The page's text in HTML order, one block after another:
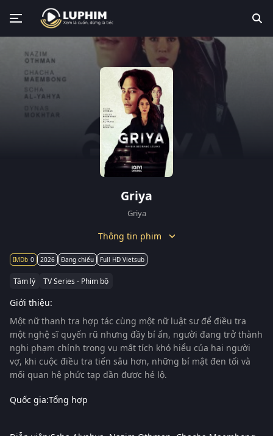
Griya
Griya
Thông tin phim
0 2026 Đang chiếu Full HD Vietsub
Tâm lý TV Series - Phim bộ
Giới thiệu:
Một nữ thanh tra hợp tác cùng một nữ luật sư để điều tra
một nghệ sĩ quyến rũ nhưng đầy bí ẩn, người đang trở thành
nghi phạm chính trong vụ mất tích khó hiểu của hai người
vợ, khi cuộc điều tra tiến sâu hơn, những bí mật đen tối và
mối quan hệ phức tạp dần được hé lộ.
Quốc gia:Tổng hợp